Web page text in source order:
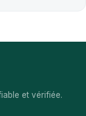
et vérifiée.